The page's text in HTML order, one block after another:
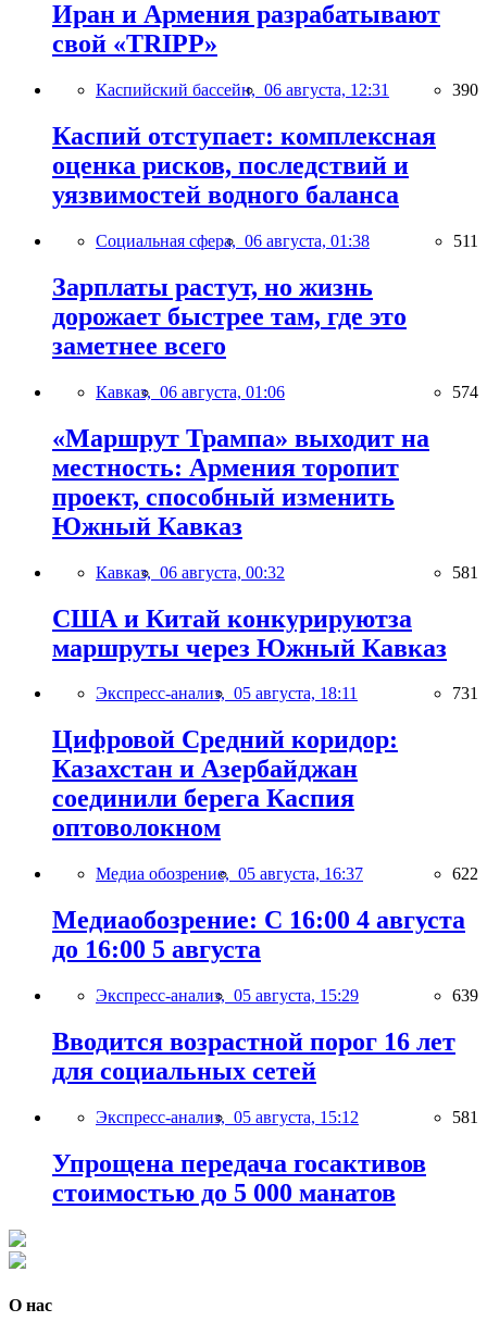
Иран и Армения разрабатывают
свой «TRIPP»
Каспийский бассейн, 06 августа, 12:31 390
Каспий отступает: комплексная
оценка рисков, последствий и
уязвимостей водного баланса
Социальная сфера, 06 августа, 01:38 511
Зарплаты растут, но жизнь
дорожает быстрее там, где это
заметнее всего
Кавказ, 06 августа, 01:06 574
«Маршрут Трампа» выходит на
местность: Армения торопит
проект, способный изменить
Южный Кавказ
Кавказ, 06 августа, 00:32 581
США и Китай конкурируютза
маршруты через Южный Кавказ
Экспресс-анализ, 05 августа, 18:11 731
Цифровой Средний коридор:
Казахстан и Азербайджан
соединили берега Каспия
оптоволокном
Медиа обозрение, 05 августа, 16:37 622
Медиаобозрение: С 16:00 4 августа
до 16:00 5 августа
Экспресс-анализ, 05 августа, 15:29 639
Вводится возрастной порог 16 лет
для социальных сетей
Экспресс-анализ, 05 августа, 15:12 581
Упрощена передача госактивов
стоимостью до 5 000 манатов
О нас